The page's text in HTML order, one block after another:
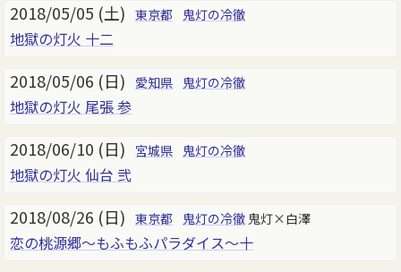
2018/05/05 (土) 東京都 鬼灯の冷徹
地獄の灯火 十二
2018/05/06 (日) 愛知県 鬼灯の冷徹
地獄の灯火 尾張 参
2018/06/10 (日) 宮城県 鬼灯の冷徹
地獄の灯火 仙台 弐
2018/08/26 (日) 東京都 鬼灯の冷徹 鬼灯×白澤
恋の桃源郷～もふもふパラダイス～十